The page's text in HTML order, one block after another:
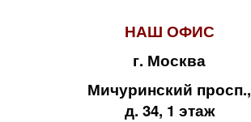
НАШ ОФИС
г. Москва
Мичуринский просп.,
д. 34, 1 этаж